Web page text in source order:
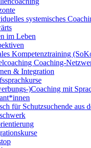
systemisches
im Leben
Kompetenztraining
Coaching-
& Integration
)Coaching mit
für Schutzsuchende aus